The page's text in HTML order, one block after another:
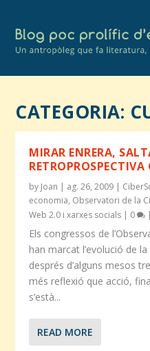
CATEGORIA:
MIRAR ENRERA,
RETROPROSPECTIVA
by Joan | ag. 26, 2009 |
economia, Observatori de la
Web 2.0 i xarxes socials | 0
Els congressos de
han marcat l’evolució de
després d’alguns mesos
més reflexió que acció,
s’està...
READ MORE